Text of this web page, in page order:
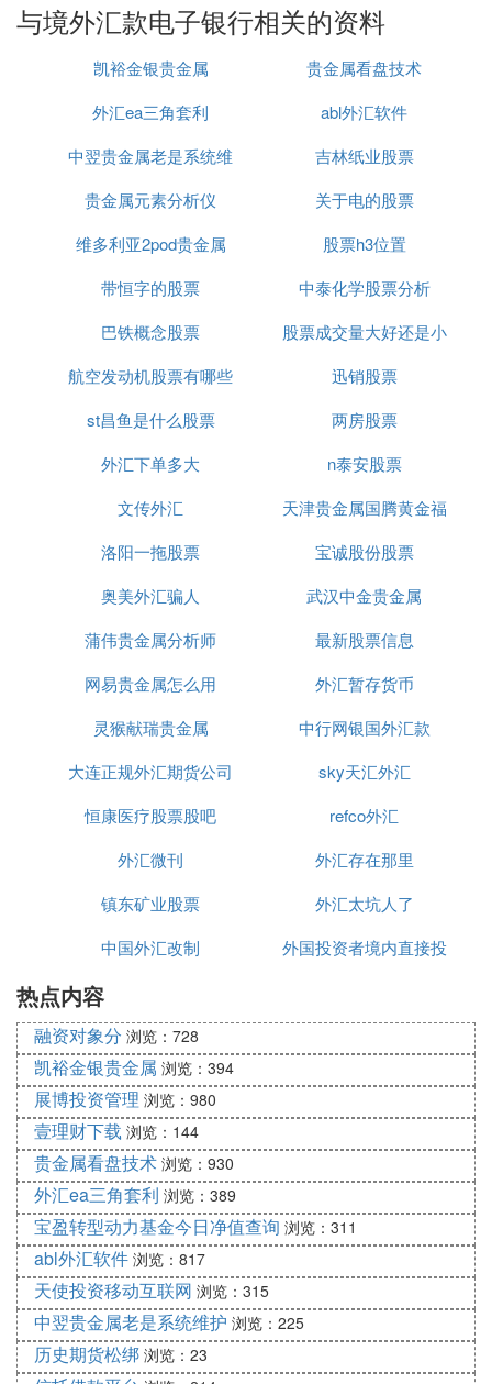
手机银行下载：http://www.bankofchina.com/ebankin
g/service/cs1/201009/t20100921_1151946.html
在线申请贷款：https://ebsnew.boc.cn/boc15/loginPr
国家助学贷款：https://ebsnew.boc.cn/boc15/student
在线申请信用卡：http://www.boc.cn/ebanking/onlin
e/201310/t20131024_2567833.html
**中国银行股份有限公司电子银行知识库 个人服务
（面向客户） （2018年1月版）、 总中心_个人境外
B. 什么是中行个人手机银行外币跨境汇款
中国银行个人手机银行和个人网银外币跨境汇款功能
中行提供了由国内向境外账户汇款的功能（向境外他
行汇款、向境外中行汇款）。您需为中行个人理财版
或贵宾版网银/手机银行客户。
具：“手机交易码＋手机盾”、“手机交易码＋动态口
令”、“中银e盾”（蓝牙KEY/音频KEY）、SIM盾。
2、中行个人网上银行渠道外币跨境汇款服务可选认
证工具：CA证书、“动态口令+手机交易码”、SIM
3、中行个人手机银行和个人网银外币跨境汇款服务
时间：支持7×24小时跨境业务提交。
1、如果为境外客户加入白名单，则“手机交易码＋动
态口令”为“动态口令”。
2、不论中行个人网银渠道还是中行个人手机银行渠
道的外币跨境汇款功能，均暂不支持使用“单手机交
易码”或“单手机盾”方式认证。
（作答时间：2024年10月12日）
以上内容供您参考，业务规定请以实际为准。
诚邀您下载使用中国银行手机银行APP或中银跨境G
OAPP办理相关业务。
C. 工商银行网上境外汇款
工商银行个人网上银行向U盾客户提供境外汇款服
务。此业务仅限居民客户操作，非居民无法使用，包
括在注册时使用护照的居民。操作时间为工作日2:00
与境外汇款电子银行相关的资料
凯裕金银贵金属
贵金属看盘技术
外汇ea三角套利
abl外汇软件
中翌贵金属老是系统维
护
吉林纸业股票
贵金属元素分析仪
关于电的股票
维多利亚2pod贵金属
股票h3位置
带恒字的股票
中泰化学股票分析
巴铁概念股票
股票成交量大好还是小
好
航空发动机股票有哪些
迅销股票
st昌鱼是什么股票
两房股票
外汇下单多大
n泰安股票
文传外汇
天津贵金属国腾黄金福
州营业部电话
洛阳一拖股票
宝诚股份股票
奥美外汇骗人
武汉中金贵金属
蒲伟贵金属分析师
最新股票信息
网易贵金属怎么用
外汇暂存货币
灵猴献瑞贵金属
中行网银国外汇款
大连正规外汇期货公司
sky天汇外汇
恒康医疗股票股吧
refco外汇
外汇微刊
外汇存在那里
镇东矿业股票
外汇太坑人了
中国外汇改制
外国投资者境内直接投
热点内容
融资对象分 浏览：728
凯裕金银贵金属 浏览：394
展博投资管理 浏览：980
壹理财下载 浏览：144
贵金属看盘技术 浏览：930
外汇ea三角套利 浏览：389
宝盈转型动力基金今日净值查询 浏览：311
abl外汇软件 浏览：817
天使投资移动互联网 浏览：315
中翌贵金属老是系统维护 浏览：225
历史期货松绑 浏览：23